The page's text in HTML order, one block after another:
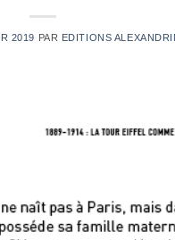
2019 PAR EDITIONS